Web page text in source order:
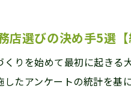
店選びの決め手5選
くりを始めて最初に起きる
したアンケートの統計を基